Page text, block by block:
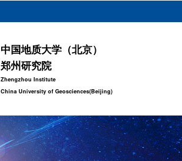
中国地质大学（北京）
郑州研究院
Zhengzhou Institute
China University of Geosciences(Beijing)